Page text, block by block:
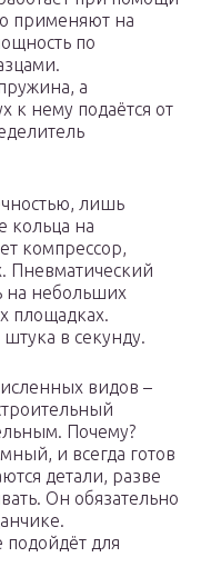
применяют на
по
а
к нему подаётся от
лишь
кольца на
компрессор,
Пневматический
на небольших
площадках.
в секунду.
видов –
Почему?
и всегда готов
детали, разве
Он обязательно
подойдёт для